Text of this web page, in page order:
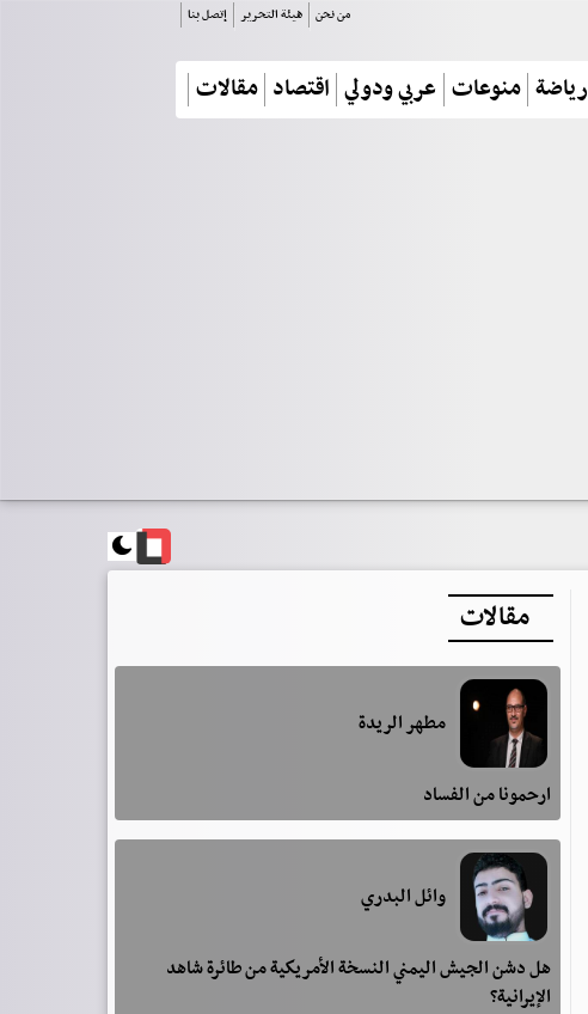
من نحن هيئة التحرير إتصل بنا
رياضة منوعات عربي ودولي اقتصاد مقالات
مقالات
مطهر الريدة
ارحمونا من الفساد
وائل البدري
هل دشن الجيش اليمني النسخة الأمريكية من طائرة شاهد
الإيرانية؟